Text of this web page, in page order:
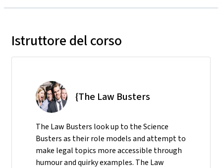
Istruttore del corso
{The Law Busters
The Law Busters look up to the Science
Busters as their role models and attempt to
make legal topics more accessible through
humour and quirky examples. The Law